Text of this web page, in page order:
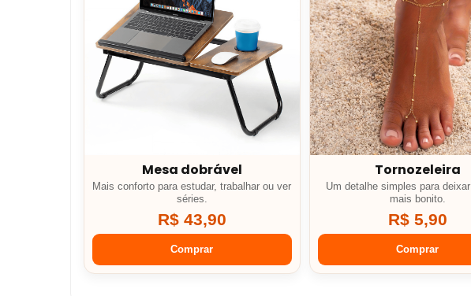
Mesa dobrável
Mais conforto para estudar, trabalhar ou ver
séries.
R$ 43,90
Comprar
Tornozeleira
Um detalhe simples para
mais bonito.
R$ 5,90
Comprar